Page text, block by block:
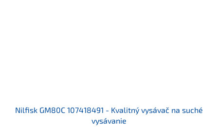
Nilfisk GM80C 107418491 - Kvalitný vysávač na suché
vysávanie